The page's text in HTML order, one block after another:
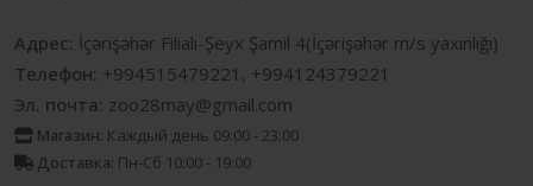
Адрес: İçərişəhər Filialı-Şeyx Şamil 4(İçərişəhər m/s yaxınlığı)
Телефон: +994515479221, +994124379221
Эл. почта: zoo28may@gmail.com
Магазин: Каждый день 09:00 - 23:00
Доставка: Пн-Сб 10:00 - 19:00